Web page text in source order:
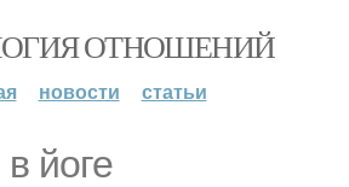
ОТНОШЕНИЙ
новости статьи
йоге